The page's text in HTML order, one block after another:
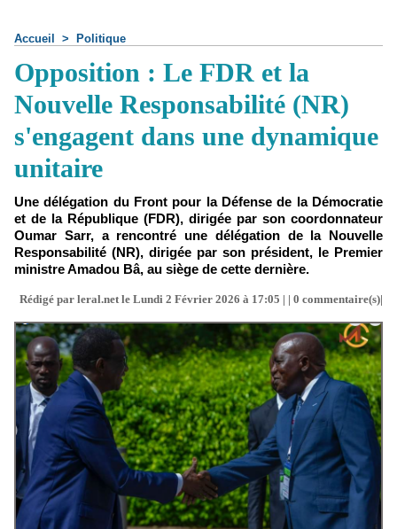
Accueil > Politique
Opposition : Le FDR et la
Nouvelle Responsabilité (NR)
s'engagent dans une dynamique
unitaire
Une délégation du Front pour la Défense de la Démocratie
et de la République (FDR), dirigée par son coordonnateur
Oumar Sarr, a rencontré une délégation de la Nouvelle
Responsabilité (NR), dirigée par son président, le Premier
ministre Amadou Bâ, au siège de cette dernière.
Rédigé par leral.net le Lundi 2 Février 2026 à 17:05 | | 0 commentaire(s)|